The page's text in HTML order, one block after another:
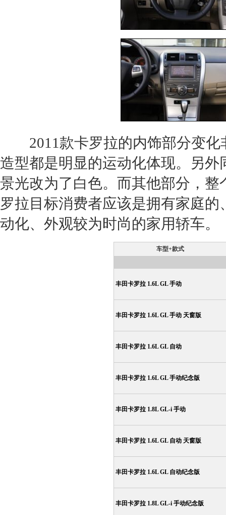
2011款卡罗拉的内饰部分变化
造型都是明显的运动化体现。另外
景光改为了白色。而其他部分，
罗拉目标消费者应该是拥有家庭
动化、外观较为时尚的家用轿车。
车型+款式
丰田卡罗拉 1.6L GL 手动
丰田卡罗拉 1.6L GL 手动 天窗版
丰田卡罗拉 1.6L GL 自动
丰田卡罗拉 1.6L GL 手动纪念版
丰田卡罗拉 1.8L GL-i 手动
丰田卡罗拉 1.6L GL 自动 天窗版
丰田卡罗拉 1.6L GL 自动纪念版
丰田卡罗拉 1.8L GL-i 手动纪念版